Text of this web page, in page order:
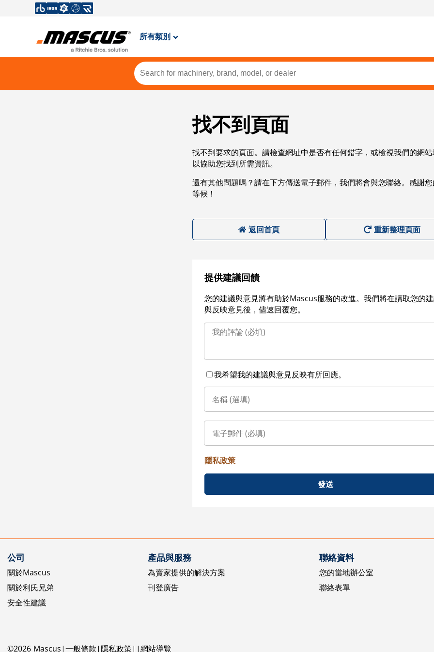
所有類別
找不到頁面
找不到要求的頁面。請檢查網址中是否有任何錯字，或檢視我們的網
以協助您找到所需資訊。
還有其他問題嗎？請在下方傳送電子郵件，我們將會與您聯絡。感謝
等候！
返回首頁 重新整理頁面
提供建議回饋
您的建議與意見將有助於Mascus服務的改進。我們將在讀取您的
與反映意見後，儘速回覆您。
我希望我的建議與意見反映有所回應。
隱私政策
發送
公司
關於Mascus
關於利氏兄弟
安全性建議
產品與服務
為賣家提供的解決方案
刊登廣告
聯絡資料
您的當地辦公室
聯絡表單
©2026 Mascus 一般條款 隱私政策 網站導覽